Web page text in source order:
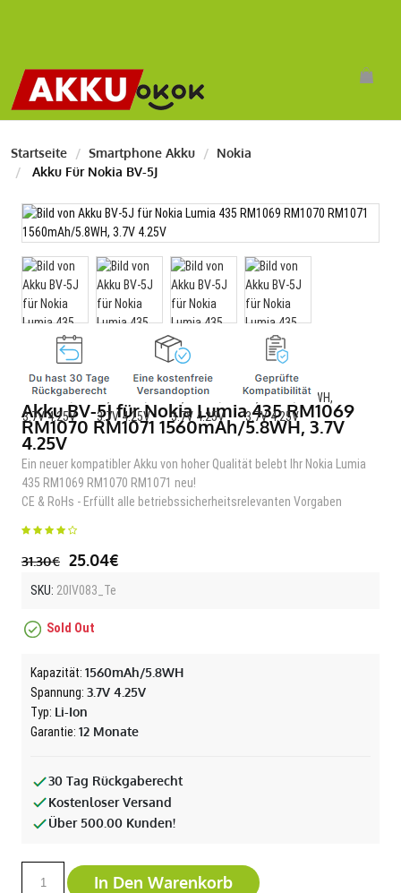
Startseite Smartphone Akku
Nokia
Akku Für Nokia BV-5J
Akku BV-5J für Nokia Lumia 435 RM1069
RM1070 RM1071 1560mAh/5.8WH, 3.7V
4.25V
Ein neuer kompatibler Akku von hoher Qualität belebt Ihr Nokia Lumia
435 RM1069 RM1070 RM1071 neu!
CE & RoHs - Erfüllt alle betriebssicherheitsrelevanten Vorgaben
31.30€ 25.04€
SKU: 20IV083_Te
Sold Out
Kapazität: 1560mAh/5.8WH
Spannung: 3.7V 4.25V
Typ: Li-Ion
Garantie: 12 Monate
30 Tag Rückgaberecht
Kostenloser Versand
Über 500.00 Kunden!
In Den Warenkorb